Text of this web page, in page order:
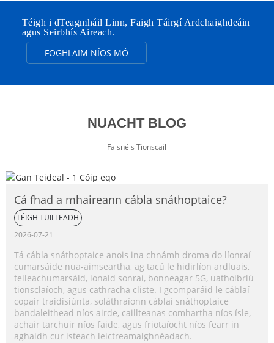
Téigh i dTeagmháil Linn, Faigh Táirgí Ardchaighdeáin
agus Seirbhís Aireach.
FOGHLAIM NÍOS MÓ
NUACHT BLOG
Faisnéis Tionscail
Cá fhad a mhaireann cábla snáthoptaice?
LÉIGH TUILLEADH
2026-07-21
Tá cábla snáthoptaice anois ina chnámh droma do líonraí
cumarsáide nua-aimseartha, ag tacú le hidirlíon ardluais,
teileachumarsáid, ionaid sonraí, bonneagar 5G, uathoibriú
tionsclaíoch, agus cathracha cliste. I gcomparáid le cáblaí
copair traidisiúnta, soláthraíonn cáblaí snáthoptaice
bandaleithead níos airde, caillteanas comhartha níos ísle,
achair tarchuir níos faide, agus friotaíocht níos fearr in
aghaidh cur isteach leictreamaighnéadach.